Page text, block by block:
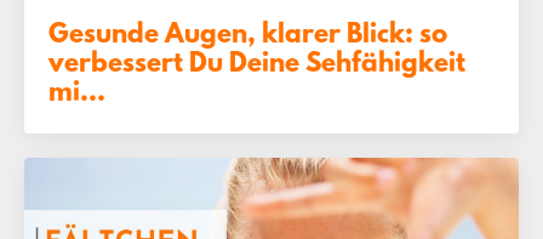
Gesunde Augen, klarer Blick: so
verbessert Du Deine Sehfähigkeit
mi...